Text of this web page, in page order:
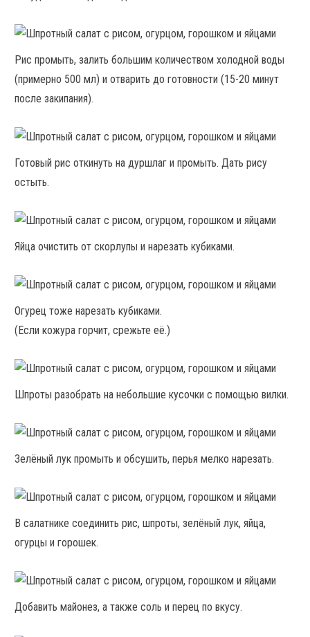
Рис промыть, залить большим количеством холодной воды
(примерно 500 мл) и отварить до готовности (15-20 минут
после закипания).
Готовый рис откинуть на дуршлаг и промыть. Дать рису
остыть.
Яйца очистить от скорлупы и нарезать кубиками.
Огурец тоже нарезать кубиками.
(Если кожура горчит, срежьте её.)
Шпроты разобрать на небольшие кусочки с помощью вилки.
Зелёный лук промыть и обсушить, перья мелко нарезать.
В салатнике соединить рис, шпроты, зелёный лук, яйца,
огурцы и горошек.
Добавить майонез, а также соль и перец по вкусу.